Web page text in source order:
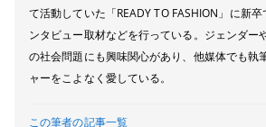
て活動していた「READY TO FASHION」に新
ンタビュー取材などを行っている。ジェンダー
の社会問題にも興味関心があり、他媒体でも執
ャーをこよなく愛している。
この筆者の記事一覧